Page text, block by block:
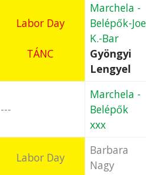
Labor Day
TÁNC
Marchela -
Belépők-Joe
K.-Bar
Gyöngyi
Lengyel
---
Marchela -
Belépők
xxx
Labor Day
Barbara
Nagy